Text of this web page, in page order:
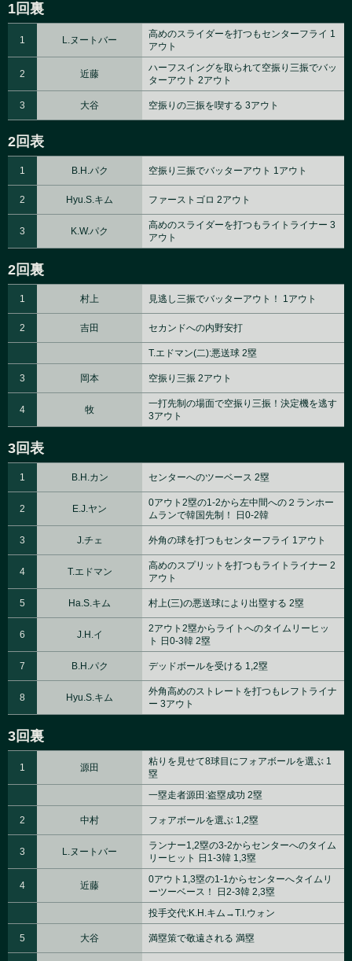
1回裏
1 L.ヌートバー
高めのスライダーを打つもセンターフライ 1
アウト
2 近藤
ハーフスイングを取られて空振り三振でバッ
ターアウト 2アウト
3 大谷 空振りの三振を喫する 3アウト
2回表
1 B.H.パク 空振り三振でバッターアウト 1アウト
2 Hyu.S.キム ファーストゴロ 2アウト
3 K.W.パク
高めのスライダーを打つもライトライナー 3
アウト
2回裏
1 村上 見逃し三振でバッターアウト！ 1アウト
2 吉田 セカンドへの内野安打
T.エドマン(二):悪送球 2塁
3 岡本 空振り三振 2アウト
4 牧
一打先制の場面で空振り三振！決定機を逃す
3アウト
3回表
1 B.H.カン センターへのツーベース 2塁
2 E.J.ヤン
0アウト2塁の1-2から左中間への２ランホー
ムランで韓国先制！ 日0-2韓
3 J.チェ 外角の球を打つもセンターフライ 1アウト
4 T.エドマン
高めのスプリットを打つもライトライナー 2
アウト
5 Ha.S.キム 村上(三)の悪送球により出塁する 2塁
6 J.H.イ
2アウト2塁からライトへのタイムリーヒッ
ト 日0-3韓 2塁
7 B.H.パク デッドボールを受ける 1,2塁
8 Hyu.S.キム
外角高めのストレートを打つもレフトライナ
ー 3アウト
3回裏
1 源田
粘りを見せて8球目にフォアボールを選ぶ 1
塁
一塁走者源田:盗塁成功 2塁
2 中村 フォアボールを選ぶ 1,2塁
3 L.ヌートバー
ランナー1,2塁の3-2からセンターへのタイム
リーヒット 日1-3韓 1,3塁
4 近藤
0アウト1,3塁の1-1からセンターへタイムリ
ーツーベース！ 日2-3韓 2,3塁
投手交代:K.H.キム→T.I.ウォン
5 大谷 満塁策で敬遠される 満塁